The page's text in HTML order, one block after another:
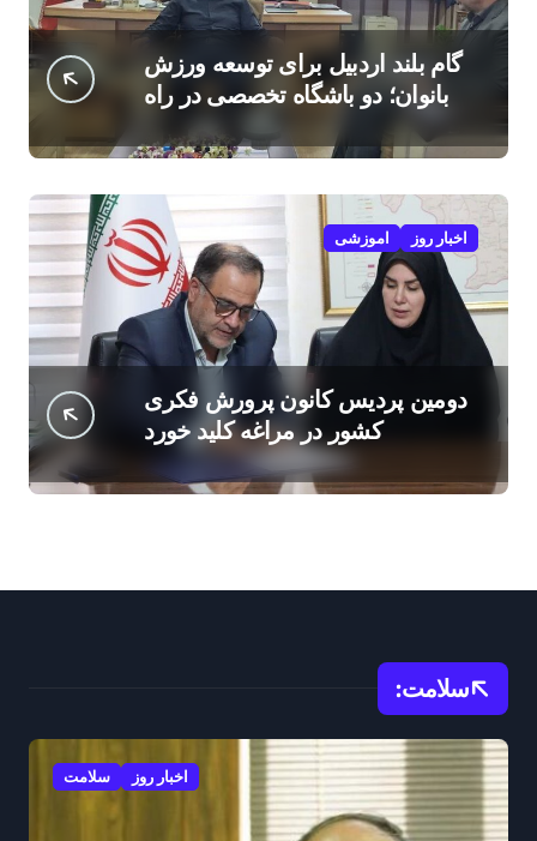
گام بلند اردبیل برای توسعه ورزش
بانوان؛ دو باشگاه تخصصی در راه
است
اخبار روز اموزشی
دومین پردیس کانون پرورش فکری
کشور در مراغه کلید خورد
سلامت:
اخبار روز سلامت